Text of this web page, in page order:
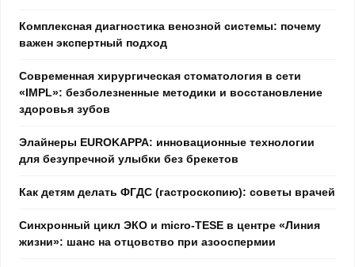
Комплексная диагностика венозной системы: почему
важен экспертный подход
Современная хирургическая стоматология в сети
«IMPL»: безболезненные методики и восстановление
здоровья зубов
Элайнеры EUROKAPPA: инновационные технологии
для безупречной улыбки без брекетов
Как детям делать ФГДС (гастроскопию): советы врачей
Синхронный цикл ЭКО и micro-TESE в центре «Линия
жизни»: шанс на отцовство при азооспермии